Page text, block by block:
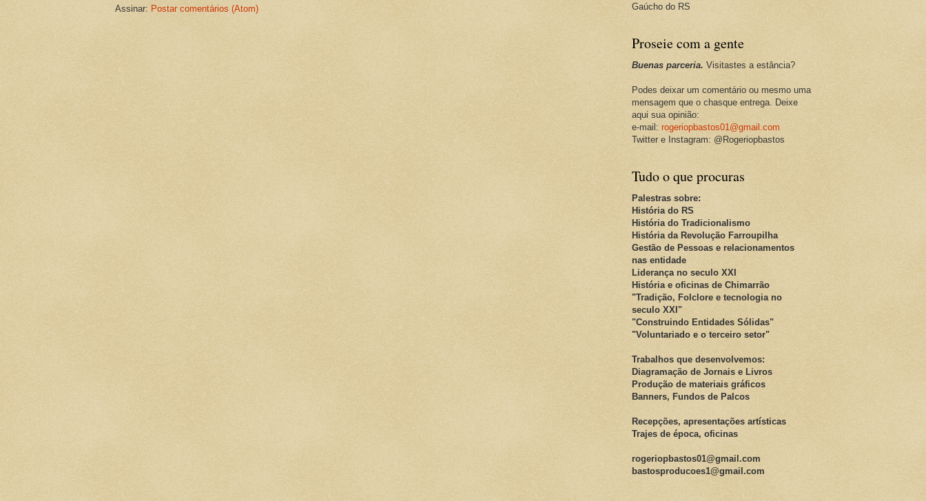
Assinar: Postar comentários (Atom)
Gaúcho do RS
Proseie com a gente
Buenas parceria. Visitastes a estância?
Podes deixar um comentário ou mesmo uma
mensagem que o chasque entrega. Deixe
aqui sua opinião:
e-mail: rogeriopbastos01@gmail.com
Twitter e Instagram: @Rogeriopbastos
Tudo o que procuras
Palestras sobre:
História do RS
História do Tradicionalismo
História da Revolução Farroupilha
Gestão de Pessoas e relacionamentos
nas entidade
Liderança no seculo XXI
História e oficinas de Chimarrão
"Tradição, Folclore e tecnologia no
seculo XXI"
"Construindo Entidades Sólidas"
"Voluntariado e o terceiro setor"
Trabalhos que desenvolvemos:
Diagramação de Jornais e Livros
Produção de materiais gráficos
Banners, Fundos de Palcos
Recepções, apresentações artísticas
Trajes de época, oficinas
rogeriopbastos01@gmail.com
bastosproducoes1@gmail.com